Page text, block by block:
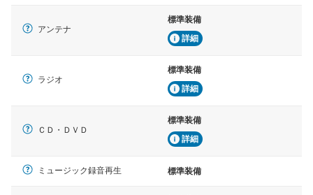
アンテナ
標準装備
詳細
ラジオ
標準装備
詳細
ＣＤ・ＤＶＤ
標準装備
詳細
ミュージック録音再生 標準装備